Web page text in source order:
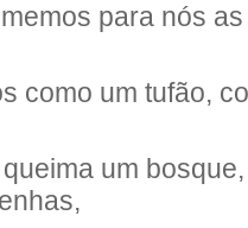
para nós
como um tufão,
um